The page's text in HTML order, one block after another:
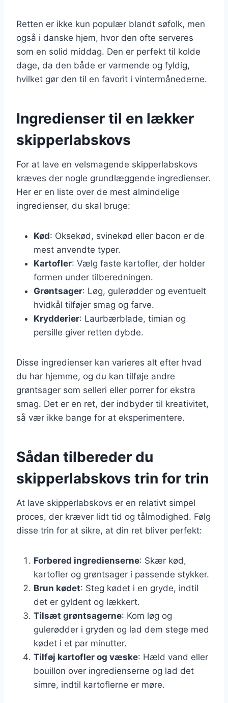
Retten er ikke kun populær blandt søfolk, men
også i danske hjem, hvor den ofte serveres
som en solid middag. Den er perfekt til kolde
dage, da den både er varmende og fyldig,
hvilket gør den til en favorit i vintermånederne.
Ingredienser til en lækker
skipperlabskovs
For at lave en velsmagende skipperlabskovs
kræves der nogle grundlæggende ingredienser.
Her er en liste over de mest almindelige
ingredienser, du skal bruge:
Kød: Oksekød, svinekød eller bacon er de
mest anvendte typer.
Kartofler: Vælg faste kartofler, der holder
formen under tilberedningen.
Grøntsager: Løg, gulerødder og eventuelt
hvidkål tilføjer smag og farve.
Krydderier: Laurbærblade, timian og
persille giver retten dybde.
Disse ingredienser kan varieres alt efter hvad
du har hjemme, og du kan tilføje andre
grøntsager som selleri eller porrer for ekstra
smag. Det er en ret, der indbyder til kreativitet,
så vær ikke bange for at eksperimentere.
Sådan tilbereder du
skipperlabskovs trin for trin
At lave skipperlabskovs er en relativt simpel
proces, der kræver lidt tid og tålmodighed. Følg
disse trin for at sikre, at din ret bliver perfekt:
Forbered ingredienserne: Skær kød,
kartofler og grøntsager i passende stykker.
Brun kødet: Steg kødet i en gryde, indtil
det er gyldent og lækkert.
Tilsæt grøntsagerne: Kom løg og
gulerødder i gryden og lad dem stege med
kødet i et par minutter.
Tilføj kartofler og væske: Hæld vand eller
bouillon over ingredienserne og lad det
simre, indtil kartoflerne er møre.